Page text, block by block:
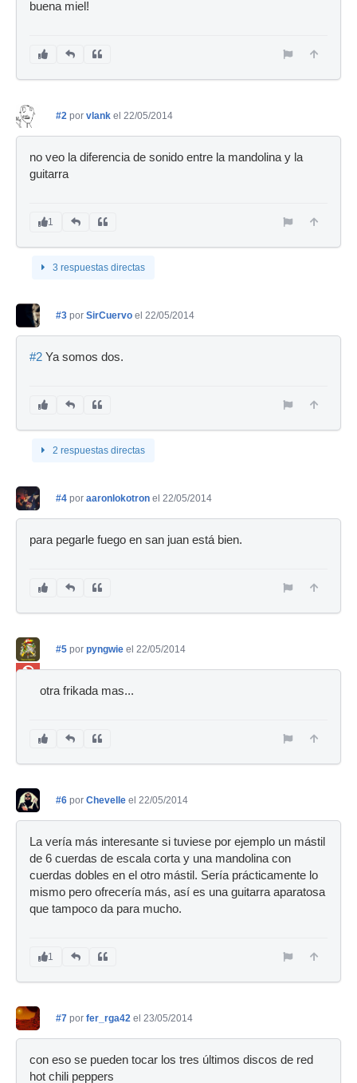
buena miel!
#2 por vlank el 22/05/2014
no veo la diferencia de sonido entre la mandolina y la
guitarra
1
3 respuestas directas
#3 por SirCuervo el 22/05/2014
#2 Ya somos dos.
2 respuestas directas
#4 por aaronlokotron el 22/05/2014
para pegarle fuego en san juan está bien.
Ban
#5 por pyngwie el 22/05/2014
otra frikada mas...
#6 por Chevelle el 22/05/2014
La vería más interesante si tuviese por ejemplo un mástil
de 6 cuerdas de escala corta y una mandolina con
cuerdas dobles en el otro mástil. Sería prácticamente lo
mismo pero ofrecería más, así es una guitarra aparatosa
que tampoco da para mucho.
1
#7 por fer_rga42 el 23/05/2014
con eso se pueden tocar los tres últimos discos de red
hot chili peppers